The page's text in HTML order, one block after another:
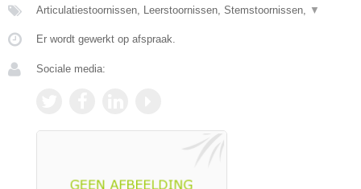
Articulatiestoornissen, Leerstoornissen, Stemstoornissen, ▼
Er wordt gewerkt op afspraak.
Sociale media: